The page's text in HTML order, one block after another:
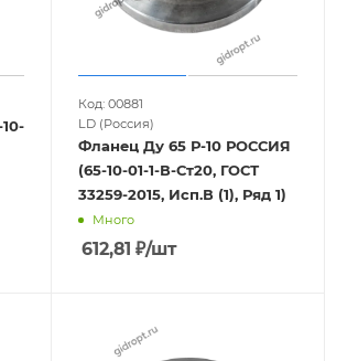
Код: 00881
LD (Россия)
Фланец Ду 65 Р-10 РОССИЯ
(65-10-01-1-В-Ст20, ГОСТ
33259-2015, Исп.В (1), Ряд 1)
Много
612,81 ₽/шт